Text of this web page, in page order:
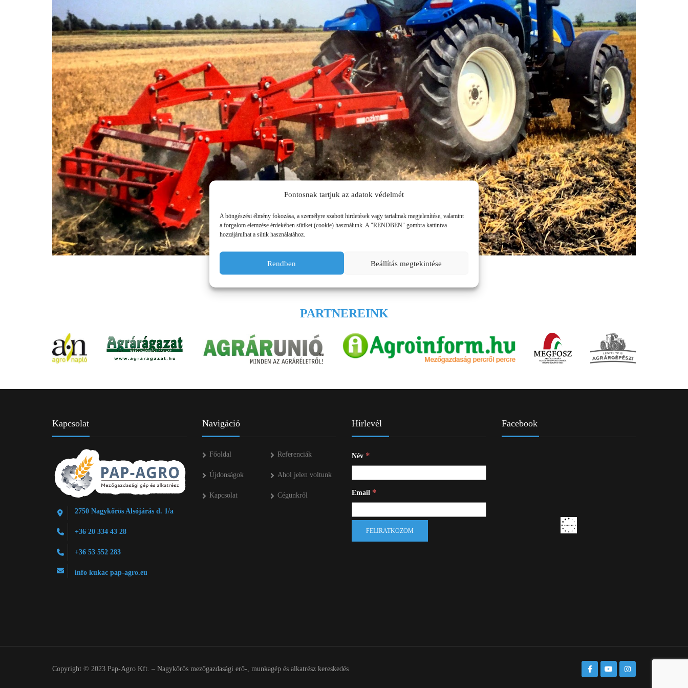
Fontosnak tartjuk az adatok védelmét
A böngészési élmény fokozása, a személyre szabott hirdetések vagy tartalmak megjelenítése, valamint
a forgalom elemzése érdekében sütiket (cookie) használunk. A "RENDBEN" gombra kattintva
hozzájárulhat a sütik használatához.
Rendben Beállítás megtekintése
PÓTKOCSIK
PERMETEZŐGÉPEK
SZÁRZÚZÓK, RÉZSŰZÚZÓK
VETŐGÉPEK
HÍGTRÁGYA KEZELŐ GÉPEK
ÖNTÖZŐGÉPEK
MAGASNYOMÁSÚ TISZTÍTÓK
KOVÁCSOLTVAS
TARTOZÉKAI
MŰTRÁGYASZÓROK
IDROFOGLIA KERTITOX KOMÁROMI GÉP
LEMKEN MANDALS OLIMAC DRAGO
OPALL-AGRI SLURRYKAT SOKORÓ
TRACLIFT TURQUAGRO TYM TRAKTOR
WESTERN ZAFFRANI ZANON
ZOOMLION
PARTNEREINK
Kapcsolat
2750 Nagykőrös Alsójárás d. 1/a
+36 20 334 43 28
+36 53 552 283
info kukac pap-agro.eu
Navigáció
Főoldal Referenciák
Újdonságok Ahol jelen voltunk
Kapcsolat Cégünkről
Hírlevél
Név *
Email *
Facebook
Copyright © 2023 Pap-Agro Kft. – Nagykőrös mezőgazdasági erő-, munkagép és alkatrész kereskedés